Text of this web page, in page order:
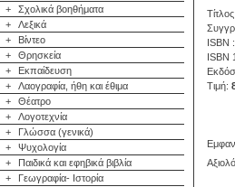
+
Σχολικά βοηθήματα
+
Λεξικά
+
Βίντεο
+
Θρησκεία
+
Εκπαίδευση
+
Λαογραφία, ήθη και έθιμα
+
Θέατρο
+
Λογοτεχνία
+
Γλώσσα (γενικά)
+
Ψυχολογία
+
Παιδικά και εφηβικά βιβλία
+
Γεωγραφία- Ιστορία
ISBN
ISBN
Τιμή: